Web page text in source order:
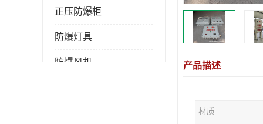
正压防爆柜
防爆灯具
防爆风机 产品描述
材质